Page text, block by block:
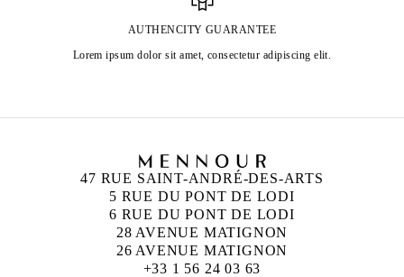
AUTHENCITY GUARANTEE
Lorem ipsum dolor sit amet, consectetur adipiscing elit.
47 RUE SAINT-ANDRÉ-DES-ARTS
5 RUE DU PONT DE LODI
6 RUE DU PONT DE LODI
28 AVENUE MATIGNON
26 AVENUE MATIGNON
+33 1 56 24 03 63